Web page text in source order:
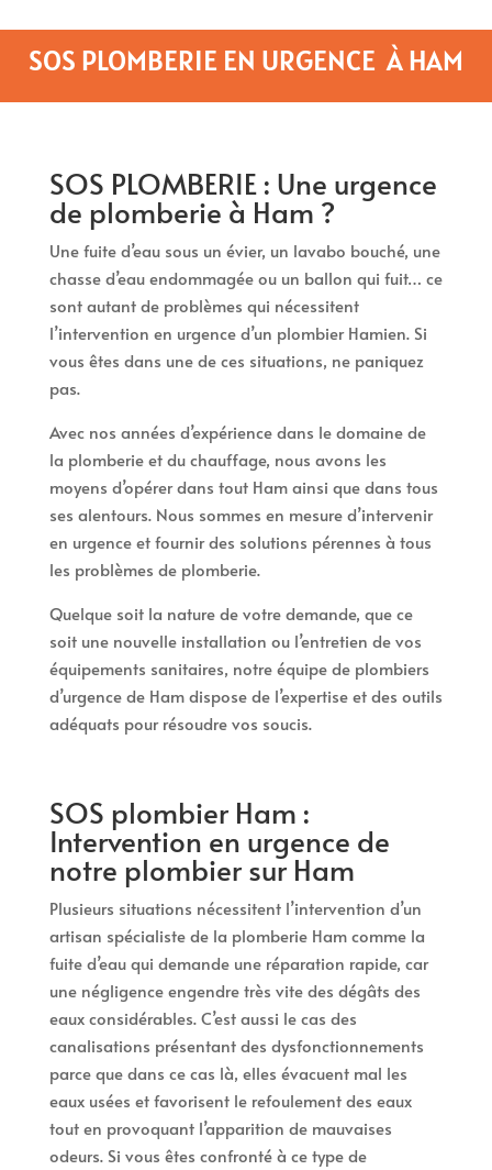
SOS PLOMBERIE EN URGENCE À HAM
SOS PLOMBERIE : Une urgence
de plomberie à Ham ?
Une fuite d’eau sous un évier, un lavabo bouché, une
chasse d’eau endommagée ou un ballon qui fuit… ce
sont autant de problèmes qui nécessitent
l’intervention en urgence d’un plombier Hamien. Si
vous êtes dans une de ces situations, ne paniquez
pas.
Avec nos années d’expérience dans le domaine de
la plomberie et du chauffage, nous avons les
moyens d’opérer dans tout Ham ainsi que dans tous
ses alentours. Nous sommes en mesure d’intervenir
en urgence et fournir des solutions pérennes à tous
les problèmes de plomberie.
Quelque soit la nature de votre demande, que ce
soit une nouvelle installation ou l’entretien de vos
équipements sanitaires, notre équipe de plombiers
d’urgence de Ham dispose de l’expertise et des outils
adéquats pour résoudre vos soucis.
SOS plombier Ham :
Intervention en urgence de
notre plombier sur Ham
Plusieurs situations nécessitent l’intervention d’un
artisan spécialiste de la plomberie Ham comme la
fuite d’eau qui demande une réparation rapide, car
une négligence engendre très vite des dégâts des
eaux considérables. C’est aussi le cas des
canalisations présentant des dysfonctionnements
parce que dans ce cas là, elles évacuent mal les
eaux usées et favorisent le refoulement des eaux
tout en provoquant l’apparition de mauvaises
odeurs. Si vous êtes confronté à ce type de